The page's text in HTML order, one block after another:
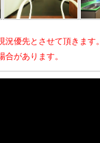
優先とさせて頂きます。
があります。